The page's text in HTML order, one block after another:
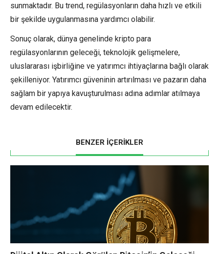
sunmaktadır. Bu trend, regülasyonların daha hızlı ve etkili
bir şekilde uygulanmasına yardımcı olabilir.
Sonuç olarak, dünya genelinde kripto para
regülasyonlarının geleceği, teknolojik gelişmelere,
uluslararası işbirliğine ve yatırımcı ihtiyaçlarına bağlı olarak
şekilleniyor. Yatırımcı güveninin artırılması ve pazarın daha
sağlam bir yapıya kavuşturulması adına adımlar atılmaya
devam edilecektir.
BENZER İÇERİKLER